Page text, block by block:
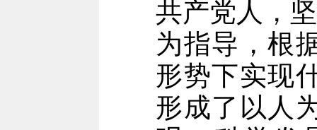
共产党人，
为指导，根
形势下实现
形成了以人